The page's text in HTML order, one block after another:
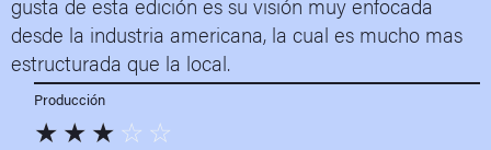
desde la industria americana, la cual es mucho mas
estructurada que la local.
Producción
☆ ☆ ☆ ☆ ☆